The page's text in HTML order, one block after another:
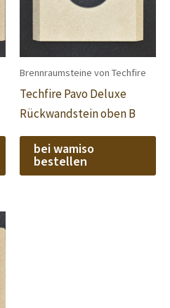
Brennraumsteine von Techfire
Techfire Pavo Deluxe
Rückwandstein oben B
bei wamiso
bestellen